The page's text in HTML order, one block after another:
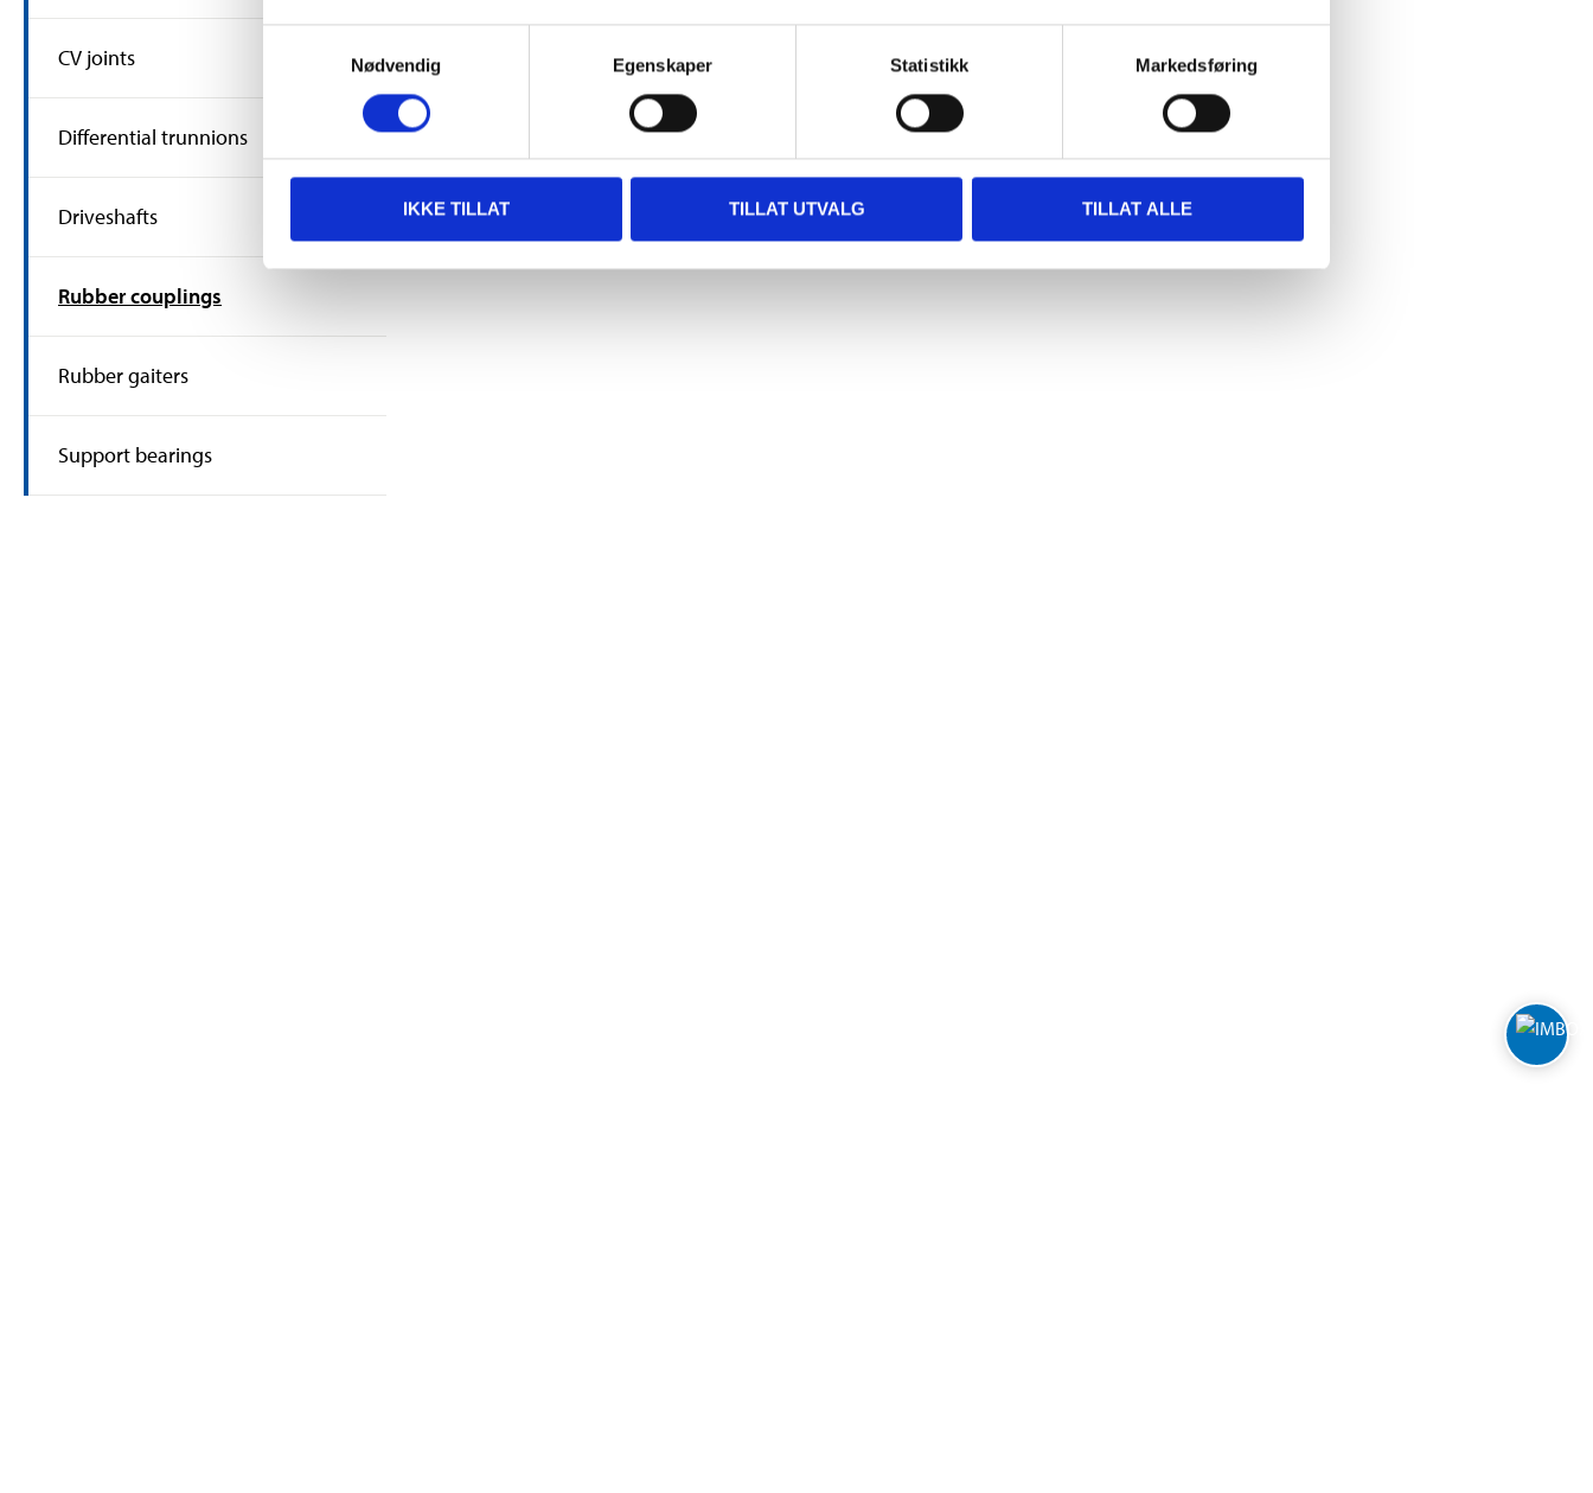
Nødvendig
Egenskaper Statistikk Markedsføring
IKKE TILLAT TILLAT UTVALG TILLAT ALLE
CV joints
Differential trunnions
Driveshafts
Rubber couplings
Rubber gaiters
Support bearings